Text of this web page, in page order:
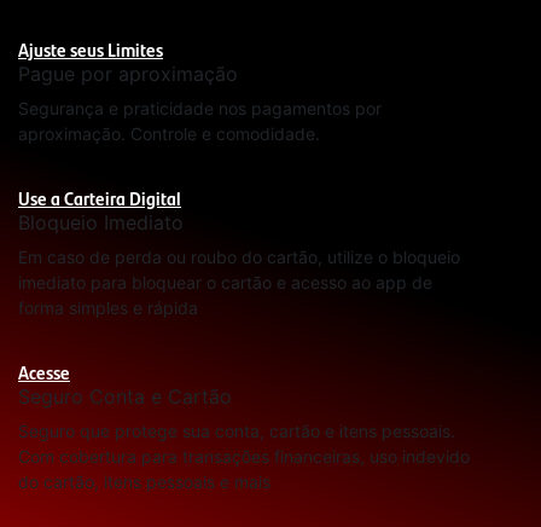
Ajuste seus Limites
Pague por aproximação
Segurança e praticidade nos pagamentos por
aproximação. Controle e comodidade.
Use a Carteira Digital
Bloqueio Imediato
Em caso de perda ou roubo do cartão, utilize o bloqueio
imediato para bloquear o cartão e acesso ao app de
forma simples e rápida
Acesse
Seguro Conta e Cartão
Seguro que protege sua conta, cartão e itens pessoais.
Com cobertura para transações financeiras, uso indevido
do cartão, itens pessoais e mais